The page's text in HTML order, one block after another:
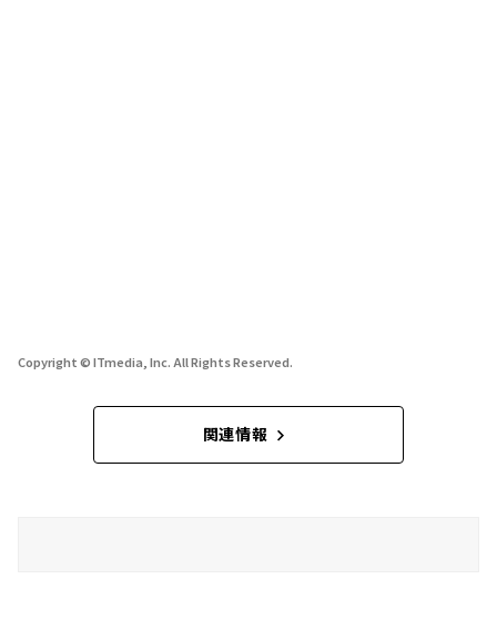
Copyright © ITmedia, Inc. All Rights Reserved.
関連情報